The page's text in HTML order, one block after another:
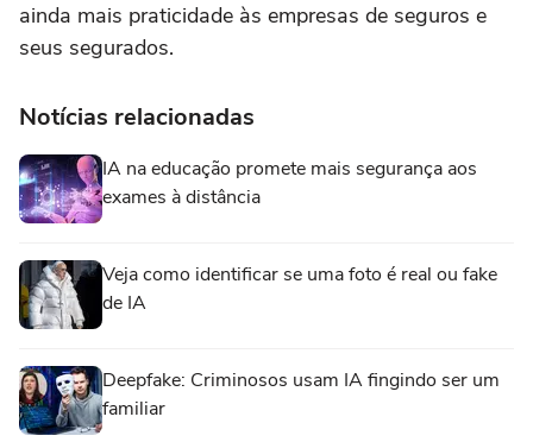
ainda mais praticidade às empresas de seguros e
seus segurados.
Notícias relacionadas
IA na educação promete mais segurança aos
exames à distância
Veja como identificar se uma foto é real ou fake
de IA
Deepfake: Criminosos usam IA fingindo ser um
familiar